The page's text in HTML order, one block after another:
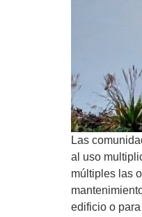
Las
al uso
múltiples las
edificio o